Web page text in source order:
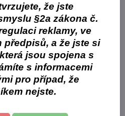
materiál
že jste
§2a zákona č.
reklamy, ve
předpisů, a že jste si
jsou spojena s
s informacemi
pro případ, že
nejste.